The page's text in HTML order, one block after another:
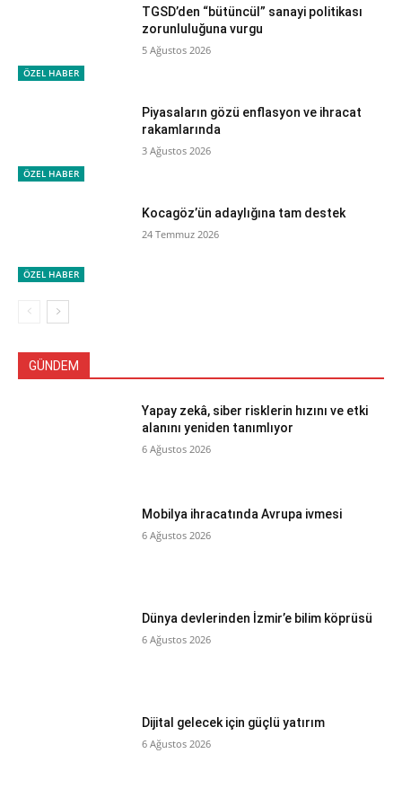
ÖZEL HABER
TGSD’den “bütüncül” sanayi politikası
zorunluluğuna vurgu
5 Ağustos 2026
ÖZEL HABER
Piyasaların gözü enflasyon ve ihracat
rakamlarında
3 Ağustos 2026
ÖZEL HABER
Kocagöz’ün adaylığına tam destek
24 Temmuz 2026
GÜNDEM
Yapay zekâ, siber risklerin hızını ve etki
alanını yeniden tanımlıyor
6 Ağustos 2026
Mobilya ihracatında Avrupa ivmesi
6 Ağustos 2026
Dünya devlerinden İzmir’e bilim köprüsü
6 Ağustos 2026
Dijital gelecek için güçlü yatırım
6 Ağustos 2026